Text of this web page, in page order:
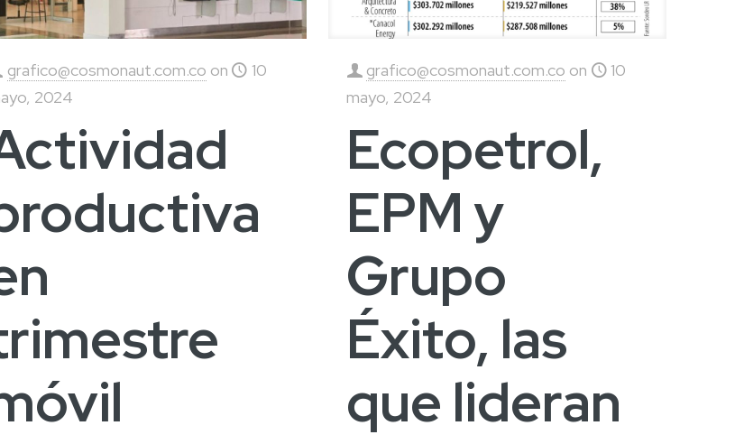
grafico@cosmonaut.com.co on
10
2024
grafico@cosmonaut.com.co on
10
mayo, 2024
Ecopetrol,
EPM y
Grupo
Éxito, las
que lideran